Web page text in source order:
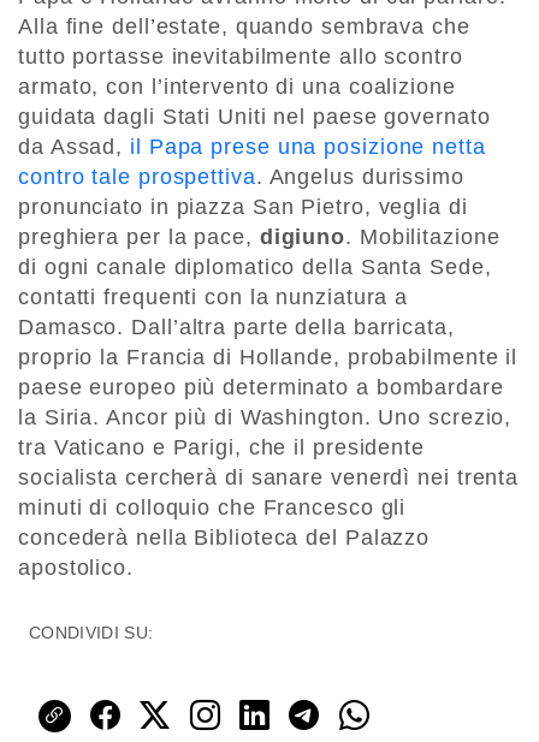
Alla fine dell’estate, quando sembrava che
tutto portasse inevitabilmente allo scontro
armato, con l’intervento di una coalizione
guidata dagli Stati Uniti nel paese governato
da Assad, il Papa prese una posizione netta
contro tale prospettiva. Angelus durissimo
pronunciato in piazza San Pietro, veglia di
preghiera per la pace, digiuno. Mobilitazione
di ogni canale diplomatico della Santa Sede,
contatti frequenti con la nunziatura a
Damasco. Dall’altra parte della barricata,
proprio la Francia di Hollande, probabilmente il
paese europeo più determinato a bombardare
la Siria. Ancor più di Washington. Uno screzio,
tra Vaticano e Parigi, che il presidente
socialista cercherà di sanare venerdì nei trenta
minuti di colloquio che Francesco gli
concederà nella Biblioteca del Palazzo
apostolico.
CONDIVIDI SU: